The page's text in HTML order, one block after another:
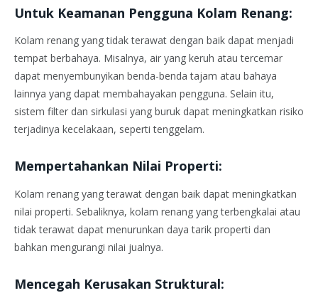
Untuk Keamanan Pengguna Kolam Renang:
Kolam renang yang tidak terawat dengan baik dapat menjadi
tempat berbahaya. Misalnya, air yang keruh atau tercemar
dapat menyembunyikan benda-benda tajam atau bahaya
lainnya yang dapat membahayakan pengguna. Selain itu,
sistem filter dan sirkulasi yang buruk dapat meningkatkan risiko
terjadinya kecelakaan, seperti tenggelam.
Mempertahankan Nilai Properti:
Kolam renang yang terawat dengan baik dapat meningkatkan
nilai properti. Sebaliknya, kolam renang yang terbengkalai atau
tidak terawat dapat menurunkan daya tarik properti dan
bahkan mengurangi nilai jualnya.
Mencegah Kerusakan Struktural: